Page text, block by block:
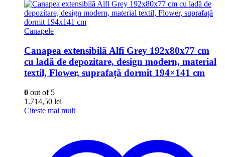
Canapele
Canapea extensibilă Alfi Grey 192x80x77 cm
cu ladă de depozitare, design modern, material
textil, Flower, suprafață dormit 194×141 cm
0 out of 5
1.714,50 lei
Citește mai mult